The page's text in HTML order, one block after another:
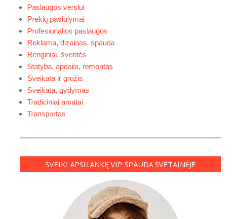
Paslaugos verslui
Prekių pasiūlymai
Profesionalios paslaugos
Reklama, dizainas, spauda
Renginiai, šventės
Statyba, apdaila, remontas
Sveikata ir grožis
Sveikata, gydymas
Tradiciniai amatai
Transportas
SVEIKI APSILANKĘ VIP SPAUDA SVETAINĖJE